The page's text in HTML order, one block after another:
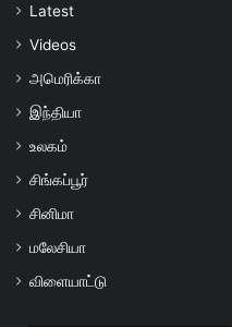
Latest
Videos
அமெரிக்கா
இந்தியா
உலகம்
சிங்கப்பூர்
சினிமா
மலேசியா
விளையாட்டு